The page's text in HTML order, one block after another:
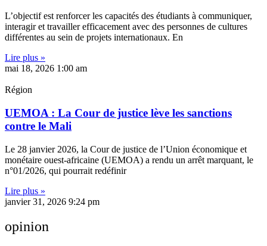
L’objectif est renforcer les capacités des étudiants à communiquer,
interagir et travailler efficacement avec des personnes de cultures
différentes au sein de projets internationaux. En
Lire plus »
mai 18, 2026 1:00 am
Région
UEMOA : La Cour de justice lève les sanctions
contre le Mali
Le 28 janvier 2026, la Cour de justice de l’Union économique et
monétaire ouest-africaine (UEMOA) a rendu un arrêt marquant, le
n°01/2026, qui pourrait redéfinir
Lire plus »
janvier 31, 2026 9:24 pm
opinion